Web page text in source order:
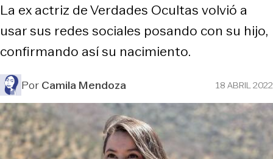
La ex actriz de Verdades Ocultas volvió a
usar sus redes sociales posando con su hijo,
confirmando así su nacimiento.
PorCamila Mendoza 18 ABRIL 2022